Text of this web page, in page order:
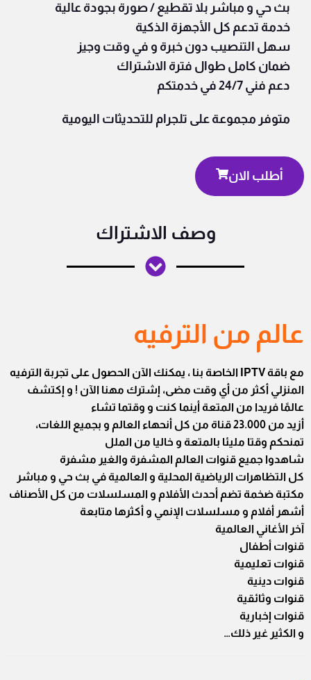
بث حي و مباشر بلا تقطيع /صورة بجودة عالية
خدمة تدعم كل الأجهزة الذكية
سهل التنصيب دون خبرة و في وقت وجيز
ضمان كامل طوال فترة الاشتراك
دعم فني 24/7 في خدمتكم
متوفر مجموعة على تلجرام للتحديثات اليومية
أطلب الان
وصف الاشتراك
عالم من الترفيه
مع باقة IPTV الخاصة بنا ، يمكنك الآن الحصول على تجربة الترفيه
المنزلي أكثر من أي وقت مضى، إشترك مهنا الآن ! و إكتشف
عالمًا فريدا من المتعة أينما كنت و وقتما تشاء
أزيد من 23.000 قناة من كل أنحهاء العالم و بجميع اللغات،
تمنحكم وقتا مليئا بالمتعة و خاليا من الملل
شاهدوا جميع قنوات العالم المشفرة والغير مشفرة
كل التظاهرات الرياضية المحلية و العالمية في بث حي و مباشر
مكتبة ضخمة تضم أحدث الأفلام و المسلسلات من كل الأصناف
أشهر أفلام و مسلسلات الإنمي و أكثرها متابعة
آخر الأغاني العالمية
قنوات أطفال
قنوات تعليمية
قنوات دينية
قنوات وثائقية
قنوات إخبارية
و الكثير غير ذلك…